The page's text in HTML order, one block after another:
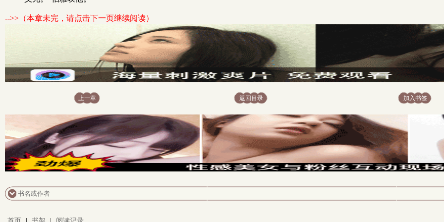
-->>（本章未完，请点击下一页继续阅读）
上一章 返回目录 加入书签